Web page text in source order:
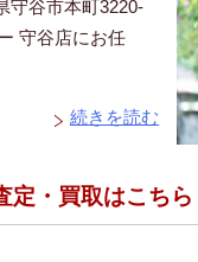
守谷市本町3220-
守谷店にお任
続きを読む
定・買取はこち